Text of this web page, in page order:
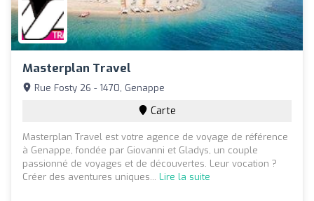
Masterplan Travel
Rue Fosty 26 - 1470, Genappe
Carte
Masterplan Travel est votre agence de voyage de référence
à Genappe, fondée par Giovanni et Gladys, un couple
passionné de voyages et de découvertes. Leur vocation ?
Créer des aventures uniques... Lire la suite